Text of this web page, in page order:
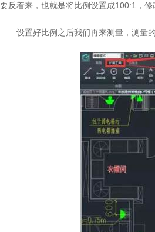
要反着来，也就是将比例设置成100:1，
设置好比例之后我们再来测量，测量